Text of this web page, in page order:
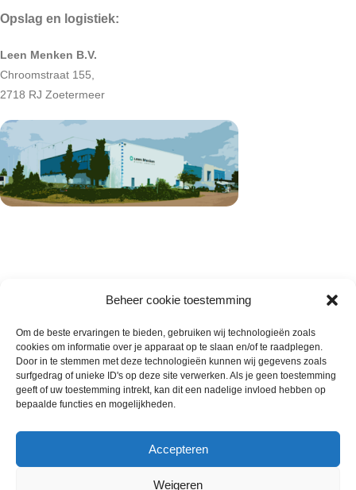
Beheer cookie toestemming
Om de beste ervaringen te bieden, gebruiken wij technologieën zoals
cookies om informatie over je apparaat op te slaan en/of te raadplegen.
Door in te stemmen met deze technologieën kunnen wij gegevens zoals
surfgedrag of unieke ID's op deze site verwerken. Als je geen toestemming
geeft of uw toestemming intrekt, kan dit een nadelige invloed hebben op
bepaalde functies en mogelijkheden.
Accepteren
Weigeren
Opslag en logistiek:
Leen Menken B.V.
Chroomstraat 155,
2718 RJ Zoetermeer
Wie zijn wij
Contact met onze inkoop
Klantenservice
Annuleer & Retourbeleid